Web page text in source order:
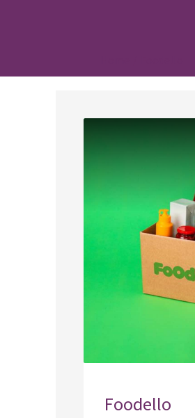
Foodello